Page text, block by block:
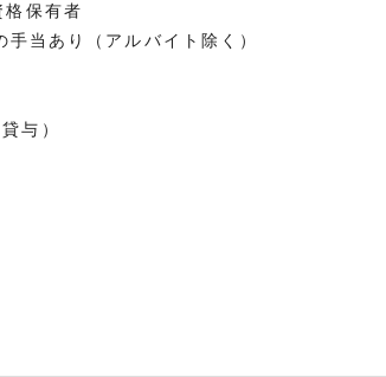
保有者
当あり（アルバイト除く）
与）